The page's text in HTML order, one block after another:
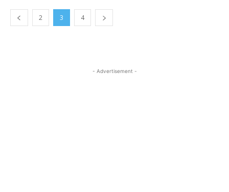
2 3 4
- Advertisement -